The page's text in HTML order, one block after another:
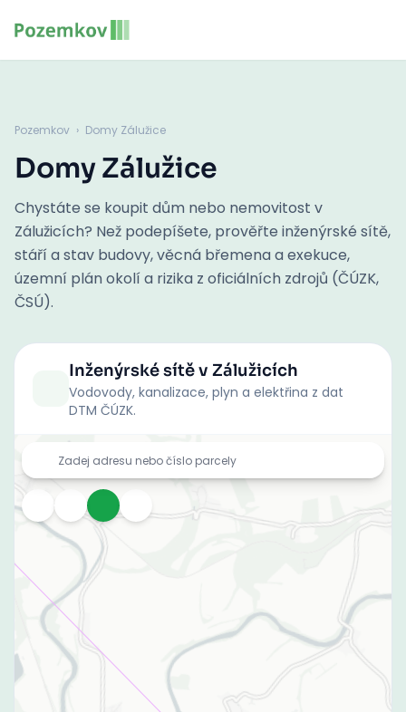
Pozemkov › Domy Zálužice
Domy Zálužice
Chystáte se koupit dům nebo nemovitost v
Zálužicích? Než podepíšete, prověřte inženýrské sítě,
stáří a stav budovy, věcná břemena a exekuce,
územní plán okolí a rizika z oficiálních zdrojů (ČÚZK,
ČSÚ).
Inženýrské sítěv Zálužicích
Vodovody, kanalizace, plyn a elektřina z dat
DTM ČÚZK.